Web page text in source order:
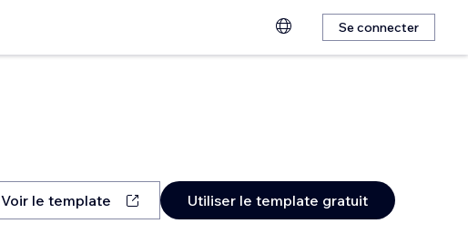
Se connecter
Voir le template Utiliser le template gratuit